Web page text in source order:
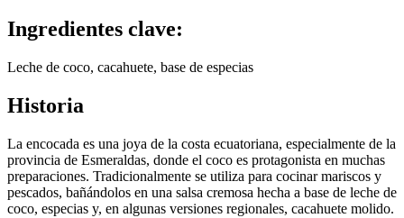
Ingredientes clave:
Leche de coco, cacahuete, base de especias
Historia
La encocada es una joya de la costa ecuatoriana, especialmente de la
provincia de Esmeraldas, donde el coco es protagonista en muchas
preparaciones. Tradicionalmente se utiliza para cocinar mariscos y
pescados, bañándolos en una salsa cremosa hecha a base de leche de
coco, especias y, en algunas versiones regionales, cacahuete molido.